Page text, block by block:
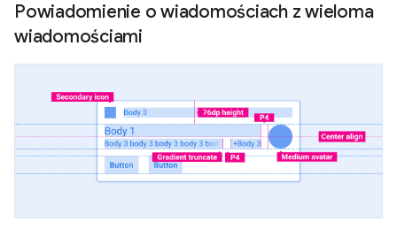
Powiadomienie o wiadomościach z wieloma
wiadomościami